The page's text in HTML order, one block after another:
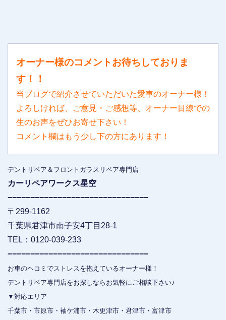
オーナー様のコメントお待ちしておりま
す！！
当ブログで紹介させていただいた愛車のオーナー様！
よろしければ、ご意見・ご感想等、オーナー目線での
生のお声をぜひお寄せ下さい！
コメント欄はもう少し下の方にあります！
デントリペア＆フロントガラスリペア専門店
カーリペアワークス星空
−−−−−−−−−−−−−−−−−−−−−−−−−−−−−−−
〒299-1162
千葉県君津市南子安4丁目28-1
TEL：0120-039-233
−−−−−−−−−−−−−−−−−−−−−−−−−−−−−−−
お車のヘコミでストレスを抱えているオーナー様！
デントリペア専門店をお探しならお気軽にご相談下さい♪
▼対応エリア
千葉市・市原市・袖ケ浦市・木更津市・君津市・富津市